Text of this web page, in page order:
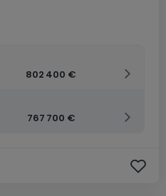
802 400 €
767 700 €